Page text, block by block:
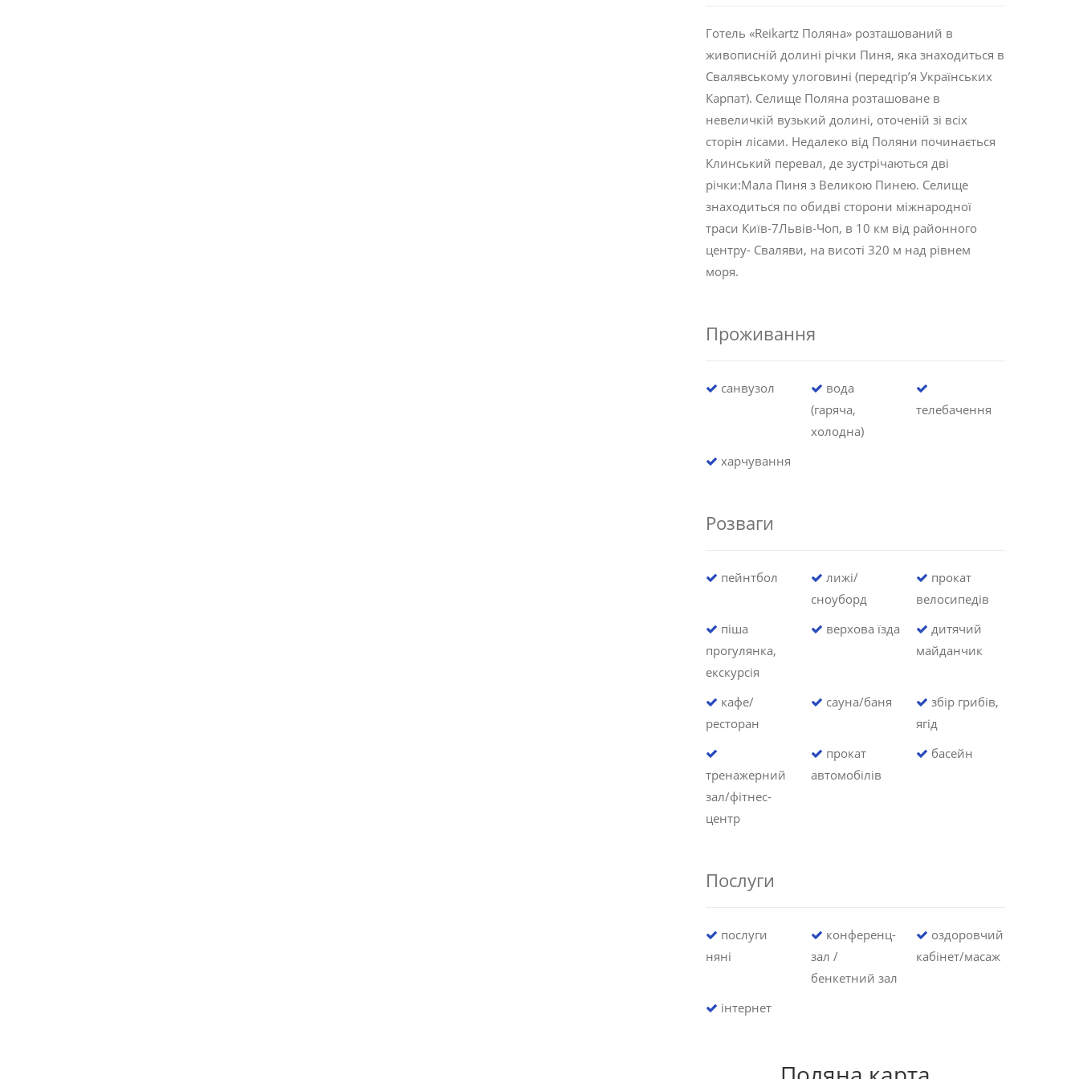
Готель «Reikartz Поляна» розташований в
живописній долині річки Пиня, яка знаходиться в
Свалявському улоговині (передгір’я Українських
Карпат). Селище Поляна розташоване в
невеличкій вузький долині, оточеній зі всіх
сторін лісами. Недалеко від Поляни починається
Клинський перевал, де зустрічаються дві
річки:Мала Пиня з Великою Пинею. Селище
знаходиться по обидві сторони міжнародної
траси Київ-7Львів-Чоп, в 10 км від районного
центру- Сваляви, на висоті 320 м над рівнем
моря.
Проживання
санвузол
вода
(гаряча,
холодна)
телебачення
харчування
Розваги
пейнтбол
лижі/
сноуборд
прокат
велосипедів
піша
прогулянка,
екскурсія
верхова їзда
дитячий
майданчик
кафе/
ресторан
сауна/баня
збір грибів,
ягід
тренажерний
зал/фітнес-
центр
прокат
автомобілів
басейн
Послуги
послуги
няні
конференц-
зал /
бенкетний зал
оздоровчий
кабінет/масаж
інтернет